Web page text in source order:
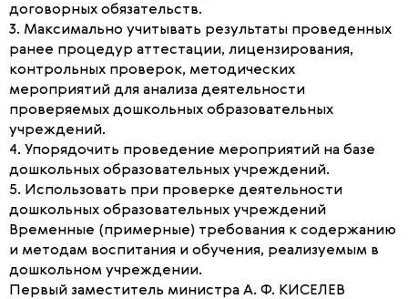
договорных обязательств.
3. Максимально учитывать результаты проведенных
ранее процедур аттестации, лицензирования,
контрольных проверок, методических
мероприятий для анализа деятельности
проверяемых дошкольных образовательных
учреждений.
4. Упорядочить проведение мероприятий на базе
дошкольных образовательных учреждений.
5. Использовать при проверке деятельности
дошкольных образовательных учреждений
Временные (примерные) требования к содержанию
и методам воспитания и обучения, реализуемым в
дошкольном учреждении.
Первый заместитель министра А. Ф. КИСЕЛЕВ